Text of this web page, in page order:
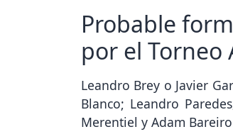
Probable
por el Torneo
Leandro Brey o Javier
Blanco; Leandro
Merentiel y Adam